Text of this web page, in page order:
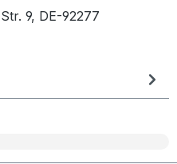
9, DE-92277